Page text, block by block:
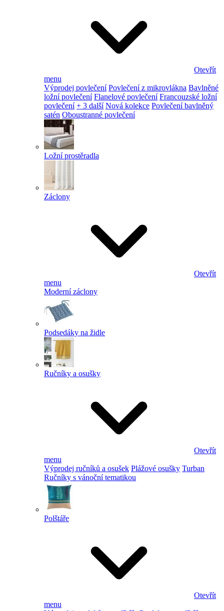
Otevřít
menu
Výprodej povlečení Povlečení z mikrovlákna Bavlněné
ložní povlečení Flanelové povlečení Francouzské ložní
povlečení + 3 další Nová kolekce Povlečení bavlněný
satén Oboustranné povlečení
Ložní prostěradla
Záclony
Otevřít
menu
Moderní záclony
Podsedáky na židle
Ručníky a osušky
Otevřít
menu
Výprodej ručníků a osušek Plážové osušky Turban
Ručníky s vánoční tematikou
Polštáře
Otevřít
menu